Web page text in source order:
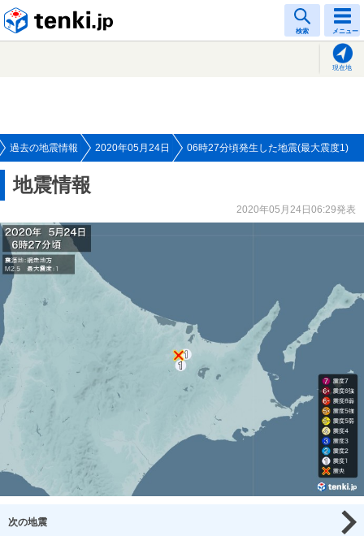
検索 メニュー
現在地
過去の地震情報 2020年05月24日 06時27分頃発生した地震(最大震度1)
地震情報
2020年05月24日06:29発表
次の地震